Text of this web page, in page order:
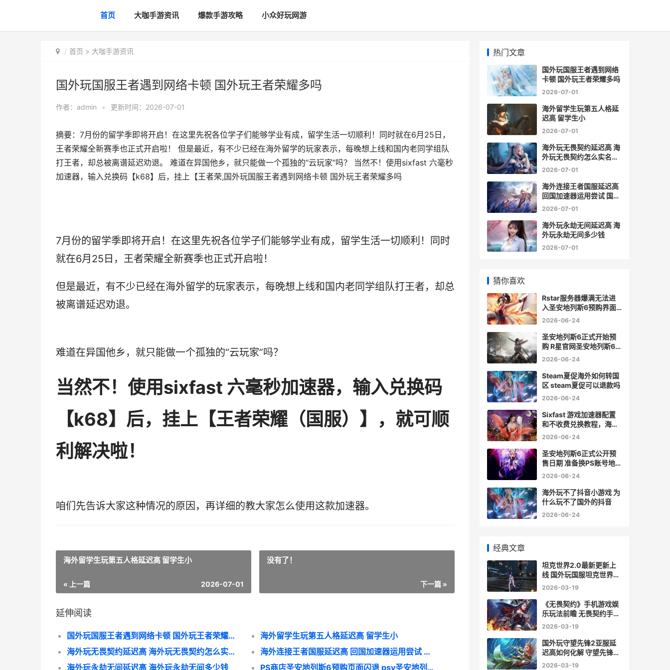
首页 大咖手游资讯 爆款手游攻略 小众好玩网游
首页 > 大咖手游资讯
国外玩国服王者遇到网络卡顿 国外玩王者荣耀多吗
作者： admin • 更新时间：2026-07-01
摘要：7月份的留学季即将开启！在这里先祝各位学子们能够学业有成，留学生活一切顺利！同时就在6月25日，
王者荣耀全新赛季也正式开启啦！ 但是最近，有不少已经在海外留学的玩家表示，每晚想上线和国内老同学组队
打王者，却总被离谱延迟劝退。 难道在异国他乡，就只能做一个孤独的“云玩家”吗？ 当然不！使用sixfast 六毫秒
加速器，输入兑换码【k68】后，挂上【王者荣,国外玩国服王者遇到网络卡顿 国外玩王者荣耀多吗
7月份的留学季即将开启！在这里先祝各位学子们能够学业有成，留学生活一切顺利！同时
就在6月25日，王者荣耀全新赛季也正式开启啦！
但是最近，有不少已经在海外留学的玩家表示，每晚想上线和国内老同学组队打王者，却总
被离谱延迟劝退。
难道在异国他乡，就只能做一个孤独的“云玩家”吗？
当然不！使用sixfast 六毫秒加速器，输入兑换码
【k68】后，挂上【王者荣耀（国服）】，就可顺
利解决啦！
咱们先告诉大家这种情况的原因，再详细的教大家怎么使用这款加速器。
海外留学生玩第五人格延迟高 留学生小
« 上一篇 2026-07-01
没有了！
下一篇 »
延伸阅读
国外玩国服王者遇到网络卡顿 国外玩王者荣耀多吗
海外留学生玩第五人格延迟高 留学生小
海外玩无畏契约延迟高 海外玩无畏契约怎么实名认证
海外连接王者国服延迟高 回国加速器运用尝试 国外玩王者网络延迟怎么办
海外玩永劫无间延迟高 海外玩永劫无间多少钱
PS商店圣安地列斯6预购页面闪退 psv圣安地列斯下载
热门文章
国外玩国服王者遇到网络
卡顿 国外玩王者荣耀多吗
2026-07-01
海外留学生玩第五人格延
迟高 留学生小
2026-07-01
海外玩无畏契约延迟高 海
外玩无畏契约怎么实名认
证
2026-07-01
海外连接王者国服延迟高
回国加速器运用尝试 国外
玩王者网络延迟怎么办
2026-07-01
海外玩永劫无间延迟高 海
外玩永劫无间多少钱
2026-07-01
猜你喜欢
Rstar服务器爆满无法进
入圣安地列斯6预购界面
如何办 服务器sdr
2026-06-24
圣安地列斯6正式开始预
购 R星官网圣安地列斯6
预购网页进不去如何化解
2026-06-24
Steam夏促海外如何转国
区 steam夏促可以退款吗
2026-06-24
Sixfast 游戏加速器配置
和不收费兑换教程，海外
听歌、看剧、打游戏、追
软件无法更新……问题快
速化解
2026-06-24
圣安地列斯6正式公开预
售日期 准备换PS账号地
区预购圣安地列斯6无法
正午危机
2026-06-24
海外玩不了抖音小游戏 为
什么玩不了国外的抖音
2026-06-24
经典文章
坦克世界2.0最新更新上
线 国外玩国服坦克世界延
迟高化解
2026-03-19
《无畏契约》手机游戏娱
乐玩法前瞻 无畏契约手游
云游戏
2026-03-19
国外玩守望先锋2亚服延
迟高如何化解 守望先锋可
以和外国人一起玩吗
2026-03-19